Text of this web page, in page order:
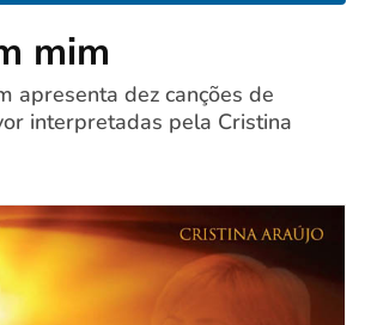
mim
apresenta dez canções de
interpretadas pela Cristina